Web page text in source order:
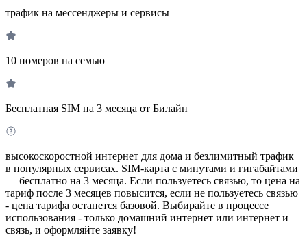
трафик на мессенджеры и сервисы
10 номеров на семью
Бесплатная SIM на 3 месяца от Билайн
высокоскоростной интернет для дома и безлимитный трафик
в популярных сервисах. SIM-карта с минутами и гигабайтами
— бесплатно на 3 месяца. Если пользуетесь связью, то цена на
тариф после 3 месяцев повысится, если не пользуетесь связью
- цена тарифа останется базовой. Выбирайте в процессе
использования - только домашний интернет или интернет и
связь, и оформляйте заявку!